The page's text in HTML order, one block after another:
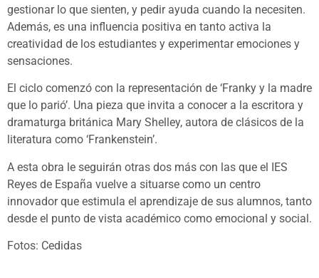
gestionar lo que sienten, y pedir ayuda cuando la necesiten.
Además, es una influencia positiva en tanto activa la
creatividad de los estudiantes y experimentar emociones y
sensaciones.
El ciclo comenzó con la representación de ‘Franky y la madre
que lo parió’. Una pieza que invita a conocer a la escritora y
dramaturga británica Mary Shelley, autora de clásicos de la
literatura como ‘Frankenstein’.
A esta obra le seguirán otras dos más con las que el IES
Reyes de España vuelve a situarse como un centro
innovador que estimula el aprendizaje de sus alumnos, tanto
desde el punto de vista académico como emocional y social.
Fotos: Cedidas